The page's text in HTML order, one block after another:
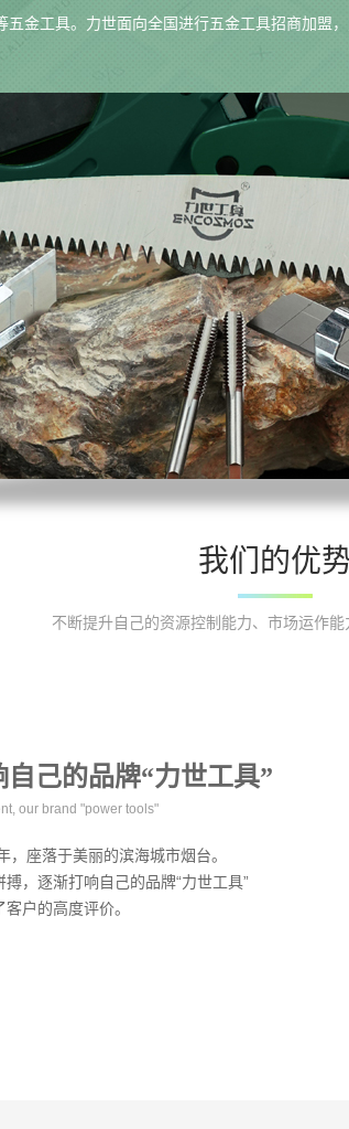
五金工具。力世面向全国进行五金工具招商加盟
我们的优
不断提升自己的资源控制能力、市场运作
己的品牌“力世工具”
our brand "power tools"
座落于美丽的滨海城市烟台。
，逐渐打响自己的品牌“力世工具”
户的高度评价。